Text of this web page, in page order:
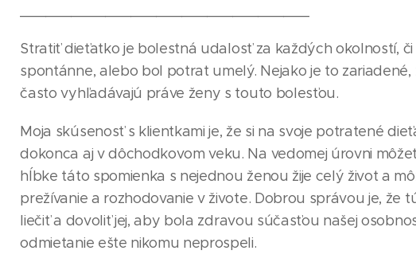
Stratiť dieťatko je bolestná udalosť za každých okolností,
spontánne, alebo bol potrat umelý. Nejako je to
často vyhľadávajú práve ženy s touto bolesťou.
Moja skúsenosť s klientkami je, že si na svoje potratené
dokonca aj v dôchodkovom veku. Na vedomej úrovni
hĺbke táto spomienka s nejednou ženou žije celý život a
prežívanie a rozhodovanie v živote. Dobrou správou je, že
liečiť a dovoliť jej, aby bola zdravou súčasťou našej
odmietanie ešte nikomu neprospeli.